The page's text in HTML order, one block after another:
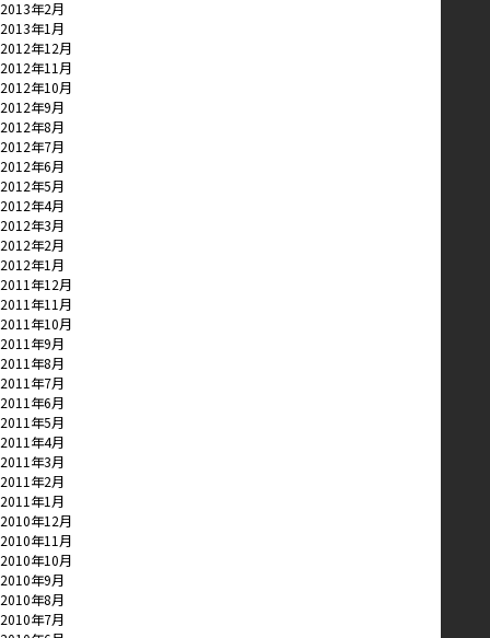
2013年2月
2013年1月
2012年12月
2012年11月
2012年10月
2012年9月
2012年8月
2012年7月
2012年6月
2012年5月
2012年4月
2012年3月
2012年2月
2012年1月
2011年12月
2011年11月
2011年10月
2011年9月
2011年8月
2011年7月
2011年6月
2011年5月
2011年4月
2011年3月
2011年2月
2011年1月
2010年12月
2010年11月
2010年10月
2010年9月
2010年8月
2010年7月